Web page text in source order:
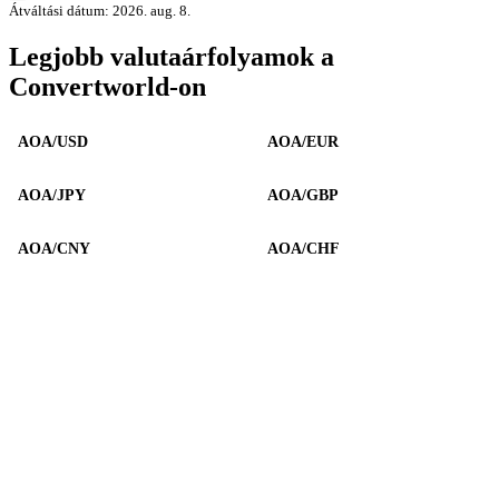
Átváltási dátum: 2026. aug. 8.
Legjobb valutaárfolyamok a
Convertworld-on
AOA/USD AOA/EUR
AOA/JPY AOA/GBP
AOA/CNY AOA/CHF